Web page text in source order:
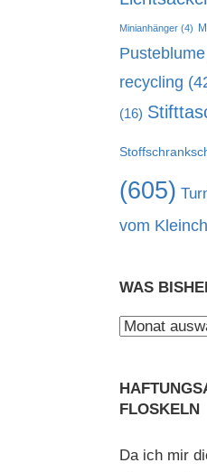
Minianhänger(4)
Pusteblume
recycling
(16)
(605)
vom
WAS
Was
FLOSKELN
Da ich mir